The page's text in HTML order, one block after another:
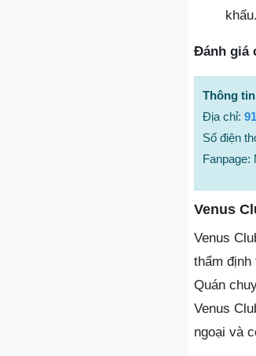
khấu.
Đánh giá
Thông
Địa chỉ:
Số điện
Fanpage:
Venus
Venus
thẩm định
Quán
Venus
ngoại và